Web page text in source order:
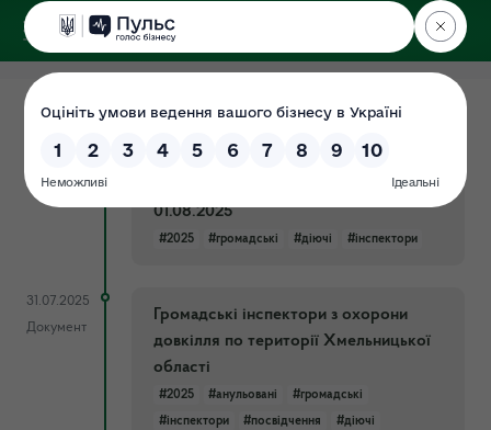
ДЕРЖЕКОІНСПЕКЦІЯ
у Хмельницькій області
31.07.2025
Документ
інспекторів по території
Хмельницької області станом на
01.08.2025
#2025 #громадські #діючі #інспектори
31.07.2025
Документ
Громадські інспектори з охорони
довкілля по території Хмельницької
області
#2025 #анульовані
#громадські
#інспектори
#посвідчення #діючі